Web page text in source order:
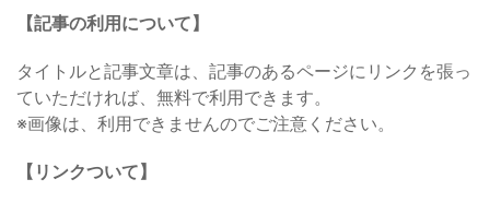
【記事の利用について】
タイトルと記事文章は、記事のあるページにリンクを張っ
ていただければ、無料で利用できます。
※画像は、利用できませんのでご注意ください。
【リンクついて】